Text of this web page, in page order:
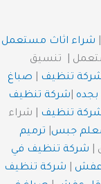
شراء اثاث مستعمل
| تنسيق
تنظيف
صباغ
شركة تنظيف
تنظيف
| شراء
جبس
ترميم
| شركة تنظيف في
عفش
شركة تنظيف